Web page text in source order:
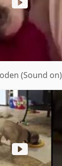
(Sound on)